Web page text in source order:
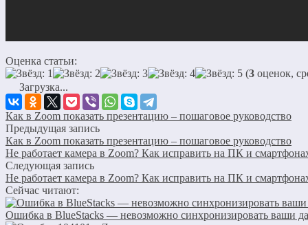
Оценка статьи:
(3 оценок,
Загрузка...
Как в Zoom показать презентацию – пошаговое руководство
Предыдущая запись
Как в Zoom показать презентацию – пошаговое руководство
Не работает камера в Zoom? Как исправить на ПК и
Следующая запись
Не работает камера в Zoom? Как исправить на ПК и
Сейчас читают:
Ошибка в BlueStacks — невозможно синхронизировать ваши